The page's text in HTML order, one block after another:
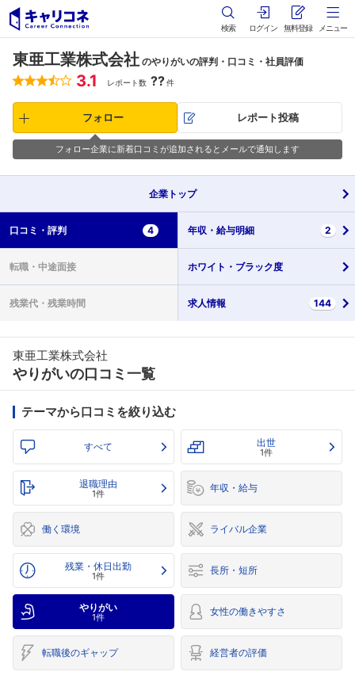
検索 ログイン 無料登録 メニュー
東亜工業株式会社 のやりがいの評判・口コミ・社員評価
3.1 レポート数 ??件
フォロー レポート投稿
フォロー企業に新着口コミが追加されるとメールで通知します
企業 トップ
口コミ・ 評判 4 年収・ 給与明細 2
転職・ 中途面接 ホワイト・ ブラック度
残業代・ 残業時間 求人情報 144
東亜工業株式会社
やりがいの口コミ一覧
テーマから口コミを絞り込む
すべて 出世
1件
退職理由
1件 年収・給与
働く環境 ライバル企業
残業・休日出勤
1件 長所・短所
やりがい
1件 女性の働きやすさ
転職後のギャップ 経営者の評価